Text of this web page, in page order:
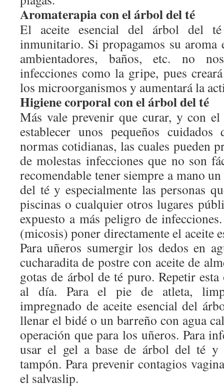
Aromaterapia con el árbol del té
El aceite esencial del árbol del
inmunitario. Si propagamos su aroma
ambientadores, baños, etc. no
infecciones como la gripe, pues
los microorganismos y aumentará la
Higiene corporal con el árbol del té
Más vale prevenir que curar, y con
establecer unos pequeños cuidados
normas cotidianas, las cuales pueden
de molestas infecciones que no son
recomendable tener siempre a mano
del té y especialmente las personas
piscinas o cualquier otros lugares
expuesto a más peligro de
(micosis) poner directamente el aceite
Para uñeros sumergir los dedos en
cucharadita de postre con aceite de
gotas de árbol de té puro. Repetir
al día. Para el pie de atleta,
impregnado de aceite esencial del
llenar el bidé o un barreño con agua
operación que para los uñeros. Para
usar el gel a base de árbol del té y
tampón. Para prevenir contagios
el salvaslip.